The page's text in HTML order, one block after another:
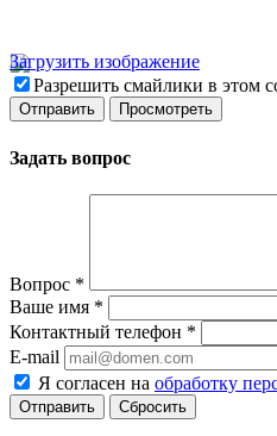
Загрузить изображение
Разрешить смайлики в этом
Задать вопрос
Вопрос *
Ваше имя *
Контактный телефон *
E-mail
Я согласен на обработку
Сбросить